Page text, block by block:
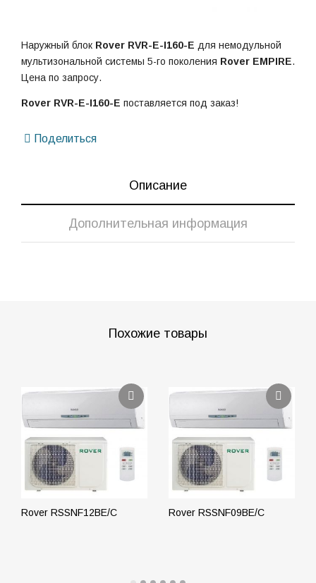
Наружный блок Rover RVR-E-I160-E для немодульной
мультизональной системы 5-го поколения Rover EMPIRE.
Цена по запросу.
Rover RVR-E-I160-E поставляется под заказ!
Поделиться
Описание
Дополнительная информация
Похожие товары
Rover RSSNF12BE/C Rover RSSNF09BE/C